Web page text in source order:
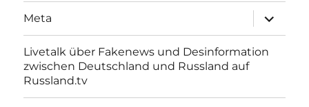
Meta
anzeigen
Livetalk über Fakenews und Desinformation
zwischen Deutschland und Russland auf
Russland.tv